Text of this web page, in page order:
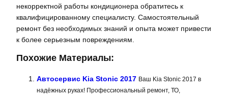
некорректной работы кондиционера обратитесь к
квалифицированному специалисту. Самостоятельный
ремонт без необходимых знаний и опыта может привести
к более серьезным повреждениям.
Похожие Материалы:
Автосервис Kia Stonic 2017 Ваш Kia Stonic 2017 в
надёжных руках! Профессиональный ремонт, ТО,